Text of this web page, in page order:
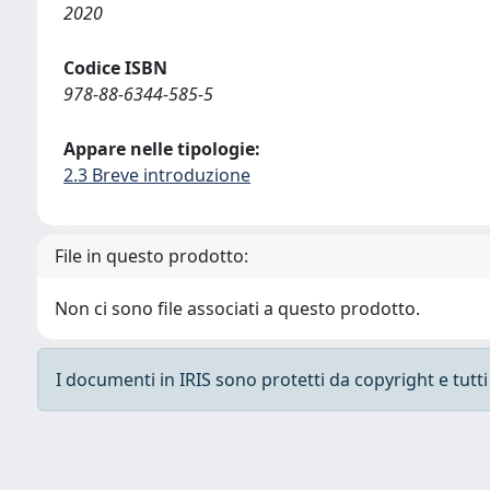
2020
Codice ISBN
978-88-6344-585-5
Appare nelle tipologie:
2.3 Breve introduzione
File in questo prodotto:
Non ci sono file associati a questo prodotto.
I documenti in IRIS sono protetti da copyright e